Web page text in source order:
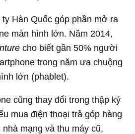
Hàn Quốc góp phần mở ra
màn hình lớn. Năm 2014,
cho biết gần 50% người
trong năm ưa chuộng
lớn (phablet).
cũng thay đổi trong thập kỷ
mua điện thoại trả góp hàng
mạng và thu máy cũ,